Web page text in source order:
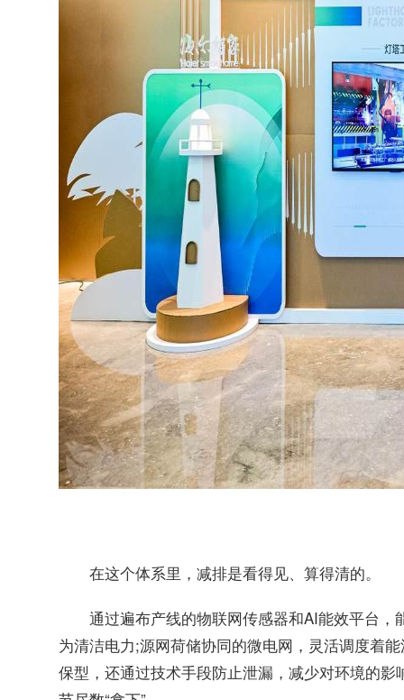
在这个体系里，减排是看得见、算得清的。
通过遍布产线的物联网传感器和AI能效平台
为清洁电力;源网荷储协同的微电网，灵活调度着
保型，还通过技术手段防止泄漏，减少对环境的